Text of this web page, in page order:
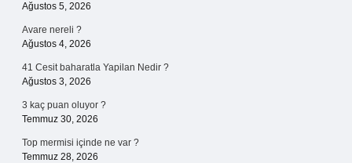
Ağustos 5, 2026
Avare nereli ?
Ağustos 4, 2026
41 Cesit baharatla Yapilan Nedir ?
Ağustos 3, 2026
3 kaç puan oluyor ?
Temmuz 30, 2026
Top mermisi içinde ne var ?
Temmuz 28, 2026